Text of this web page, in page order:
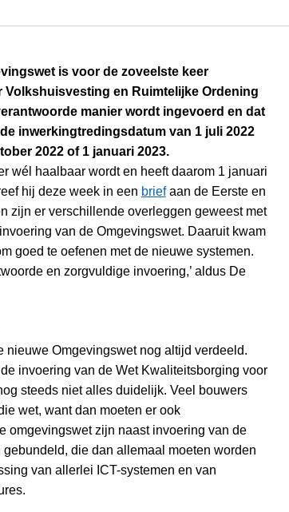
is voor de zoveelste keer
en Ruimtelijke Ordening
manier wordt ingevoerd en dat
inwerkingtredingsdatum van 1 juli 2022
2022 of 1 januari 2023.
wél haalbaar wordt en heeft daarom 1 januari
hij deze week in een briefaan de Eerste en
zijn er verschillende overleggen geweest met
van de Omgevingswet. Daaruit kwam
goed te oefenen met de nieuwe systemen.
en zorgvuldige invoering,’ aldus De
nieuwe Omgevingswet nog altijd verdeeld.
invoering van de Wet Kwaliteitsborging voor
steeds niet alles duidelijk. Veel bouwers
wet, want dan moeten er ook
omgevingswet zijn naast invoering van de
die dan allemaal moeten worden
van allerlei ICT-systemen en van